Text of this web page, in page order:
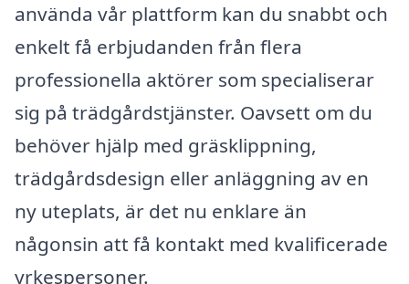
använda vår plattform kan du snabbt och
enkelt få erbjudanden från flera
professionella aktörer som specialiserar
sig på trädgårdstjänster. Oavsett om du
behöver hjälp med gräsklippning,
trädgårdsdesign eller anläggning av en
ny uteplats, är det nu enklare än
någonsin att få kontakt med kvalificerade
yrkespersoner.